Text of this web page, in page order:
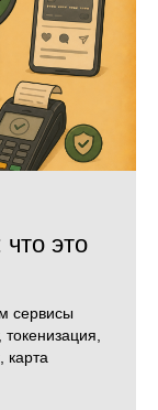
это
сервисы